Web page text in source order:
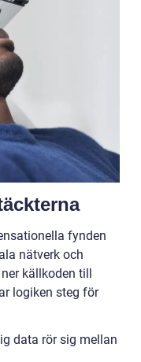
fynden
nätverk och
källkoden till
logiken steg för
data rör sig mellan